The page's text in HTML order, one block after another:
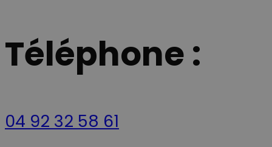
Téléphone :
04 92 32 58 61